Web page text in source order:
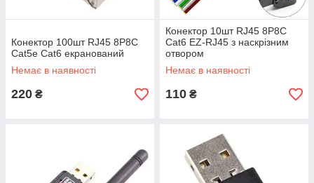
Конектор 100шт RJ45 8P8C
Cat5e Cat6 екранований
Немає в наявності
220 ₴
Конектор 10шт RJ45 8P8C
Cat6 EZ-RJ45 з наскрізним
отвором
Немає в наявності
110 ₴